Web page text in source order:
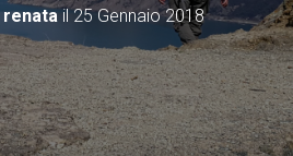
T
O
G
G
L
E
renatail25 Gennaio 2018